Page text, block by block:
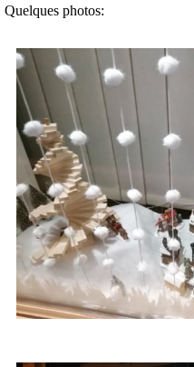
Quelques photos: